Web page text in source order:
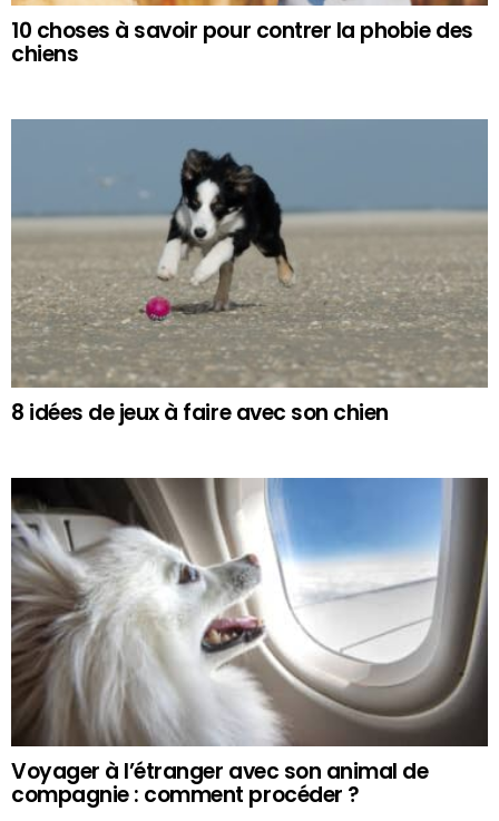
10 choses à savoir pour contrer la phobie des
chiens
8 idées de jeux à faire avec son chien
Voyager à l’étranger avec son animal de
compagnie : comment procéder ?